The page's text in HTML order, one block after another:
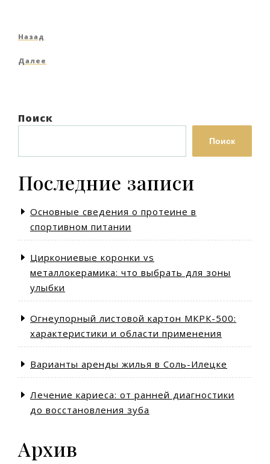
Навигация
по
Предыдущая
Назад
Следующая
Далее
Поиск
Поиск
Последние записи
Основные сведения о протеине в
спортивном питании
Циркониевые коронки vs
металлокерамика: что выбрать для зоны
улыбки
Огнеупорный листовой картон МКРК-500:
характеристики и области применения
Варианты аренды жилья в Соль-Илецке
Лечение кариеса: от ранней диагностики
до восстановления зуба
Архив